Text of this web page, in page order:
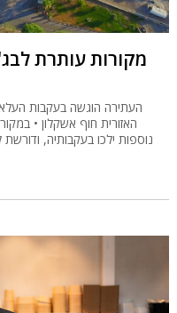
מקורות עותרת
האזורית חוף אשקלון •
נוספות ילכו בעקבותיה,